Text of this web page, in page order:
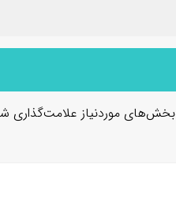
بخش‌های موردنیاز علامت‌گذاری